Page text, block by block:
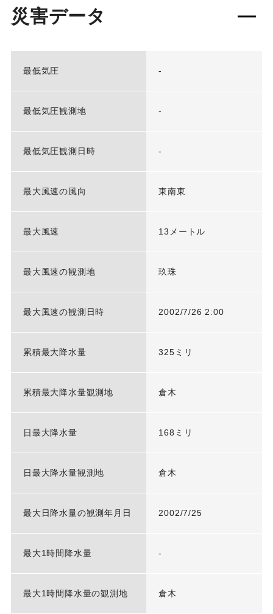
災害データ
最低気圧 -
最低気圧観測地 -
最低気圧観測日時 -
最大風速の風向 東南東
最大風速 13メートル
最大風速の観測地 玖珠
最大風速の観測日時 2002/7/26 2:00
累積最大降水量 325ミリ
累積最大降水量観測地 倉木
日最大降水量 168ミリ
日最大降水量観測地 倉木
最大日降水量の観測年月日 2002/7/25
最大1時間降水量 -
最大1時間降水量の観測地 倉木